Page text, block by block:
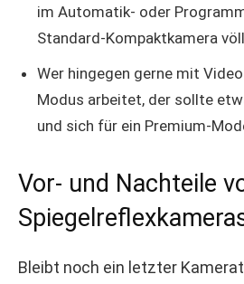
im Automatik- oder
Standard-Kompaktkamera
Wer hingegen gerne mit
Modus arbeitet, der sollte
und sich für ein Premium-
Vor- und Nachteile
Bleibt noch ein letzter